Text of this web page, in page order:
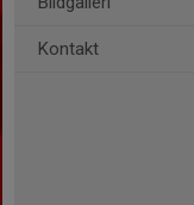
Kontakt